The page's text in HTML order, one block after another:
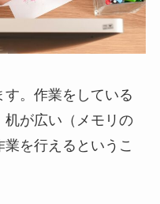
。作業をしている
が広い（メモリの
を行えるというこ